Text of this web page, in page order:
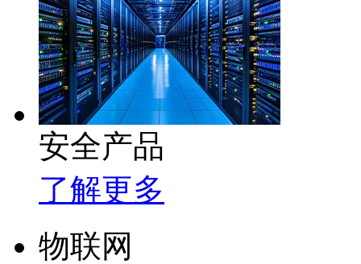
安全产品
了解更多
物联网